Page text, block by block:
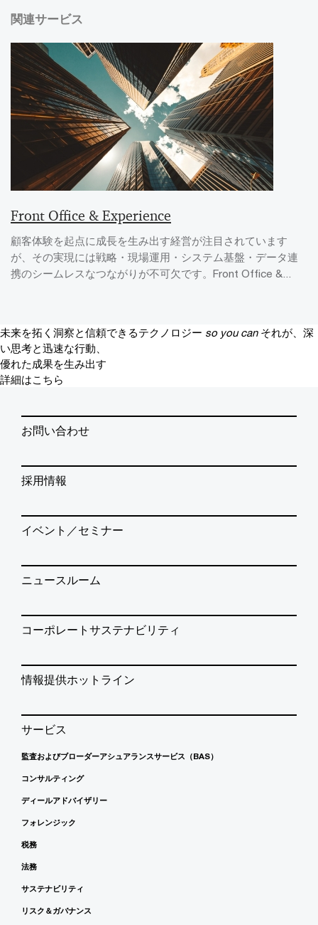
関連サービス
Front Office & Experience
顧客体験を起点に成長を生み出す経営が注目されています
が、その実現には戦略・現場運用・システム基盤・データ連
携のシームレスなつながりが不可欠です。Front Office &...
未来を拓く洞察と信頼できるテクノロジー so you can それが、深
い思考と迅速な行動、
優れた成果を生み出す
詳細はこちら
お問い合わせ
採用情報
イベント／セミナー
ニュースルーム
コーポレートサステナビリティ
情報提供ホットライン
サービス
監査およびブローダーアシュアランスサービス（BAS）
コンサルティング
ディールアドバイザリー
フォレンジック
税務
法務
サステナビリティ
リスク＆ガバナンス